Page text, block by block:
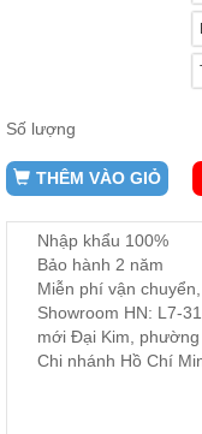
Phụ
Kiện
Số lượng
THÊM VÀO GIỎ
Nhập khẩu 100%
Bảo hành 2 năm
Miễn phí vận
Showroom HN: L7-
mới Đại Kim,
Chi nhánh Hồ Chí